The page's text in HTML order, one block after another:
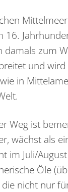
zum
und
in
Weg ist
wächst als
im Juli/
Öle
nicht nur